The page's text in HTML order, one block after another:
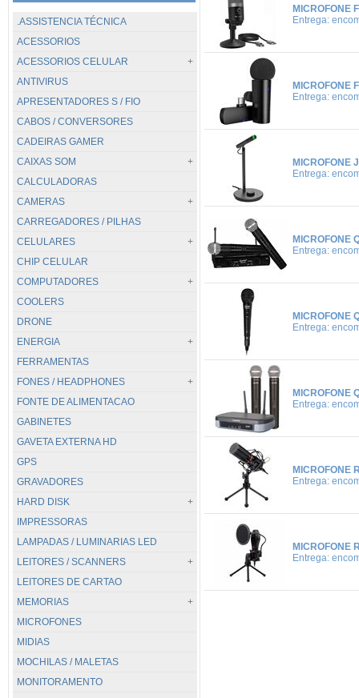
MICROFONE
Entrega:
MICROFONE
Entrega:
MICROFONE
Entrega:
MICROFONE
Entrega:
MICROFONE
Entrega:
MICROFONE
Entrega:
MICROFONE
Entrega:
MICROFONE
Entrega:
.ASSISTENCIA TÉCNICA
ACESSORIOS
ACESSORIOS CELULAR
TODOS...
CABOS / CARREGADORES
POWER BANK
SUPORTES
ANTIVIRUS
APRESENTADORES S / FIO
CABOS / CONVERSORES
CADEIRAS GAMER
CAIXAS SOM
TODOS...
.PC / BLUETOOTH
JBL
CALCULADORAS
CAMERAS
TODOS...
DIGITAIS
GOPRO / GOAL PRO
VIGILANCIA
WEBCAM
CARREGADORES / PILHAS
CELULARES
TODOS...
APPLE
CATERPILLAR
HUAWEI
LENOVO
LG
MOTOROLA
PHILIPS
REALME
SAMSUNG
XIAOMI
CHIP CELULAR
COMPUTADORES
TODOS...
DESKTOP
MINI PC
SERVIDOR
COOLERS
DRONE
ENERGIA
TODOS...
ESTABILIZADORES
EXTENSAO
FILTRO DE LINHA
NOBREAK
FERRAMENTAS
FONES / HEADPHONES
TODOS...
.FONES GERAIS
CORSAIR
HYPER-X
JBL
LOGITECH
RAZER
REDRAGON
SATELLITE
STEELSERIES
XIAOMI
FONTE DE ALIMENTACAO
GABINETES
GAVETA EXTERNA HD
GPS
GRAVADORES
HARD DISK
TODOS...
EXTERNA
NOTEBOOK
PC / MONITORAMENTO
PC / MONITORAMENTO PULL
SSD
SSD M.2
IMPRESSORAS
LAMPADAS / LUMINARIAS LED
LEITORES / SCANNERS
TODOS...
BIOMETRICO
CERTIFICADO DIGITAL
COD. BARRAS
SCANNER DE MAO
LEITORES DE CARTAO
MEMORIAS
TODOS...
DDR2
DDR3
DDR3 L
MICROFONES
MIDIAS
MOCHILAS / MALETAS
MONITORAMENTO